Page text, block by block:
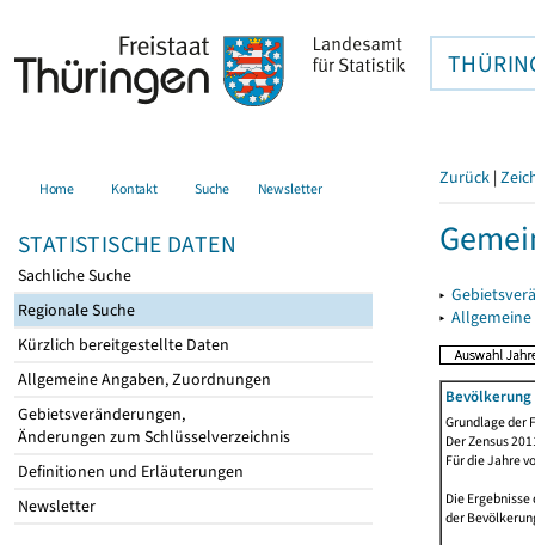
Home Kontakt Suche Newsletter
STATISTISCHE DATEN
Sachliche Suche
Regionale Suche
Kürzlich bereitgestellte Daten
Allgemeine Angaben, Zuordnungen
Gebietsveränderungen,
Änderungen zum Schlüsselverzeichnis
Definitionen und Erläuterungen
Newsletter
Zurück |
▸
▸
Grundlage der
Der Zensus
Für die Jahre
Die
der